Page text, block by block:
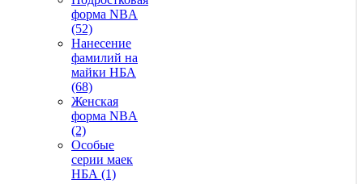
форма NBA
(52)
Нанесение
фамилий на
майки НБА
(68)
Женская
форма NBA
(2)
Особые
серии маек
НБА (1)